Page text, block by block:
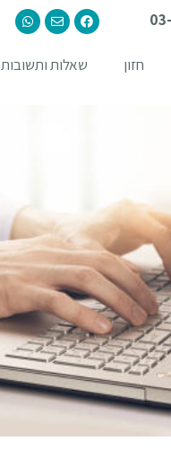
חזון שאלות ותשובות